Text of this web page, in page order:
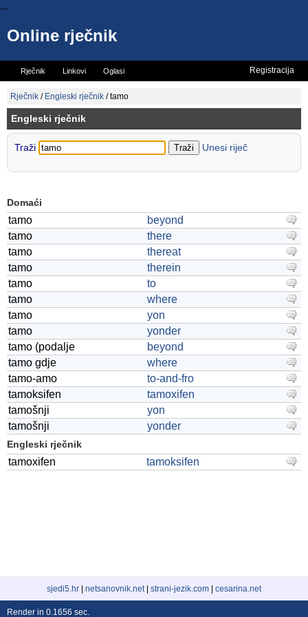
...
Online rječnik
Rječnik Linkovi Oglasi
Vicevi Mini rječnik
Registracija
Rječnik / Engleski rječnik /tamo
Engleski rječnik
Traži Unesi riječ
Domaći
tamo
beyond
tamo
there
tamo
thereat
tamo
therein
tamo
to
tamo
where
tamo
yon
tamo
yonder
tamo (podalje
beyond
tamo gdje
where
tamo-amo
to-and-fro
tamoksifen
tamoxifen
tamošnji
yon
tamošnji
yonder
Engleski rječnik
tamoxifen tamoksifen
sjedi5.hr netsanovnik.net| strani-jezik.com cesarina.net
Render in 0.1656 sec.